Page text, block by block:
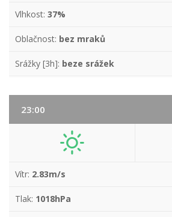
Vlhkost: 37%
Oblačnost: bez mraků
Srážky [3h]: beze srážek
23:00
Vítr: 2.83m/s
Tlak: 1018hPa